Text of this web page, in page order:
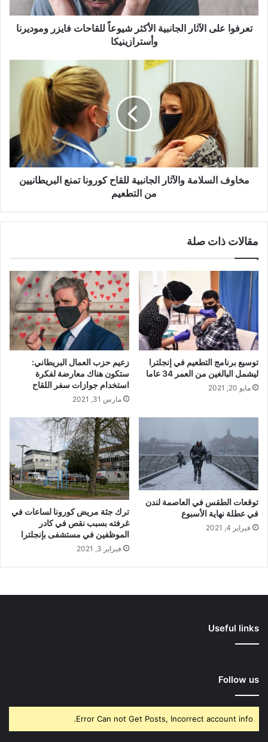
وموديرنا
وأسترازينيكا
تعرفوا على الآثار الجانبية الأكثر شيوعاً للقاحات فايزر وموديرنا
وأسترازينيكا
تمنع
البريطانيين
من
التطعيم
مخاوف السلامة والآثار الجانبية للقاح كورونا تمنع البريطانيين
من التطعيم
مقالات ذات صلة
توسيع برنامج التطعيم في إنجلترا
ليشمل البالغين من العمر 34 عاما
مايو 20, 2021
زعيم حزب العمال البريطاني:
ستكون هناك معارضة لفكرة
استخدام جوازات سفر اللقاح
مارس 31, 2021
توقعات الطقس في العاصمة لندن
في عطلة نهاية الأسبوع
فبراير 4, 2021
ترك جثة مريض كورونا لساعات في
غرفته بسبب نقص في كادر
الموظفين في مستشفى بإنجلترا
فبراير 3, 2021
Useful links
Follow us
Error Can not Get Posts, Incorrect account info.